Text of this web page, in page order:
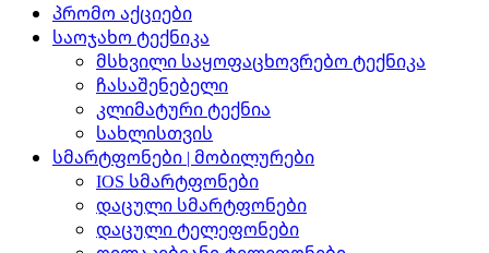
პრომო აქციები
საოჯახო ტექნიკა
მსხვილი საყოფაცხოვრებო ტექნიკა
ჩასაშენებელი
კლიმატური ტექნია
სახლისთვის
სმარტფონები | მობილურები
IOS სმარტფონები
დაცული სმარტფონები
დაცული ტელეფონები